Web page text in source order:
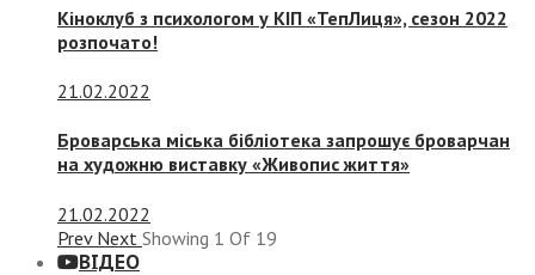
Кіноклуб з психологом у КІП «ТепЛиця», сезон 2022
розпочато!
21.02.2022
Броварська міська бібліотека запрошує броварчан
на художню виставку «Живопис життя»
21.02.2022
Prev Next Showing 1 Of 19
ВІДЕО